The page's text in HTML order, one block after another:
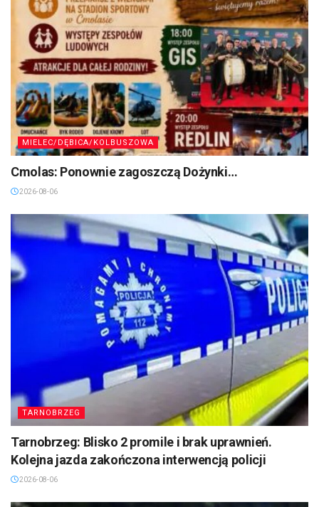
MIELEC/DĘBICA/KOLBUSZOWA
Cmolas: Ponownie zagoszczą Dożynki…
2026-08-06
TARNOBRZEG
Tarnobrzeg: Blisko 2 promile i brak uprawnień.
Kolejna jazda zakończona interwencją policji
2026-08-06